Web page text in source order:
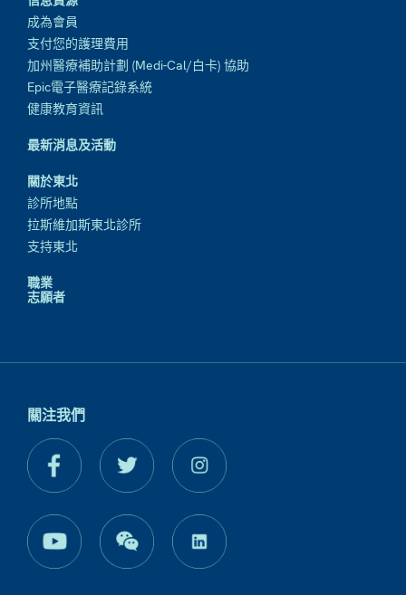
成為會員
支付您的護理費用
加州醫療補助計劃 (Medi-Cal/白卡) 協助
Epic電子醫療記錄系統
健康教育資訊
最新消息及活動
關於東北
診所地點
拉斯維加斯東北診所
支持東北
職業
志願者
關注我們